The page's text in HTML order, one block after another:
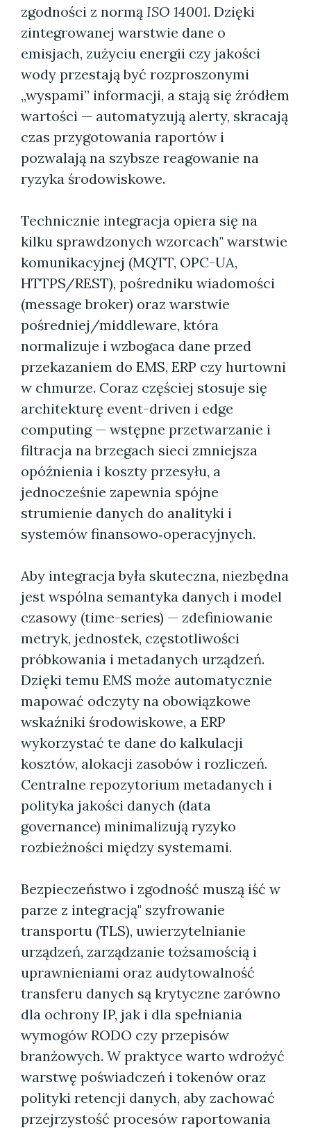
zgodności z normą ISO 14001. Dzięki
zintegrowanej warstwie dane o
emisjach, zużyciu energii czy jakości
wody przestają być rozproszonymi
„wyspami” informacji, a stają się źródłem
wartości — automatyzują alerty, skracają
czas przygotowania raportów i
pozwalają na szybsze reagowanie na
ryzyka środowiskowe.
Technicznie integracja opiera się na
kilku sprawdzonych wzorcach" warstwie
komunikacyjnej (MQTT, OPC-UA,
HTTPS/REST), pośredniku wiadomości
(message broker) oraz warstwie
pośredniej/middleware, która
normalizuje i wzbogaca dane przed
przekazaniem do EMS, ERP czy hurtowni
w chmurze. Coraz częściej stosuje się
architekturę event-driven i edge
computing — wstępne przetwarzanie i
filtracja na brzegach sieci zmniejsza
opóźnienia i koszty przesyłu, a
jednocześnie zapewnia spójne
strumienie danych do analityki i
systemów finansowo‑operacyjnych.
Aby integracja była skuteczna, niezbędna
jest wspólna semantyka danych i model
czasowy (time-series) — zdefiniowanie
metryk, jednostek, częstotliwości
próbkowania i metadanych urządzeń.
Dzięki temu EMS może automatycznie
mapować odczyty na obowiązkowe
wskaźniki środowiskowe, a ERP
wykorzystać te dane do kalkulacji
kosztów, alokacji zasobów i rozliczeń.
Centralne repozytorium metadanych i
polityka jakości danych (data
governance) minimalizują ryzyko
rozbieżności między systemami.
Bezpieczeństwo i zgodność muszą iść w
parze z integracją" szyfrowanie
transportu (TLS), uwierzytelnianie
urządzeń, zarządzanie tożsamością i
uprawnieniami oraz audytowalność
transferu danych są krytyczne zarówno
dla ochrony IP, jak i dla spełniania
wymogów RODO czy przepisów
branżowych. W praktyce warto wdrożyć
warstwę poświadczeń i tokenów oraz
polityki retencji danych, aby zachować
przejrzystość procesów raportowania